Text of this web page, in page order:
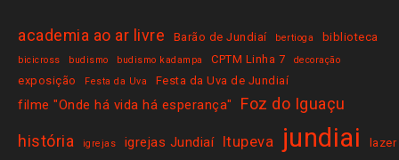
academia ao ar livre Barão de Jundiaí bertioga biblioteca
bicicross budismo budismo kadampa CPTM Linha 7 decoração
exposição Festa da Uva Festa da Uva de Jundiaí
filme "Onde há vida há esperança"
Foz do Iguaçu
história
igrejas igrejas Jundiaí Itupeva jundiai lazer